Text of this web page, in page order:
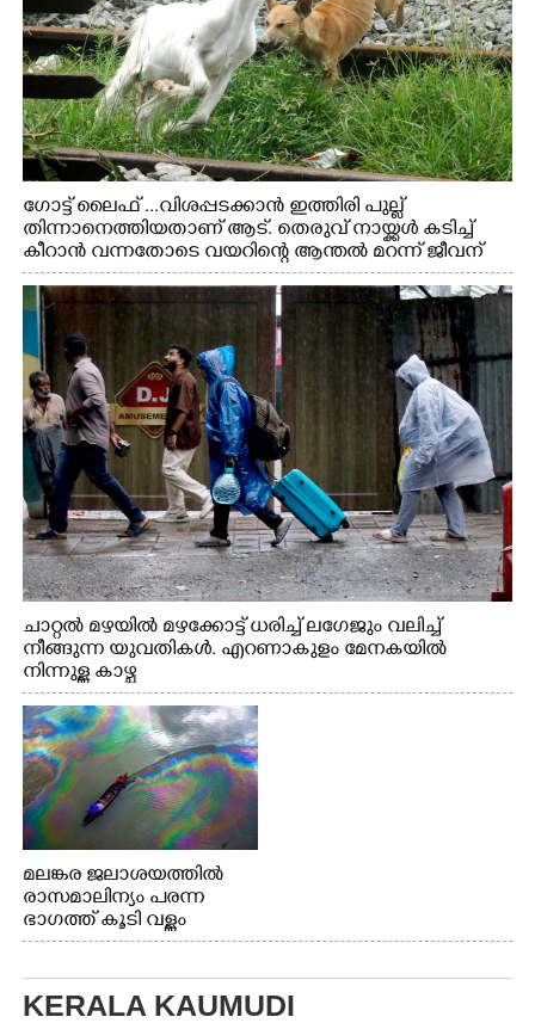
ഗോട്ട് ലൈഫ് ...വിശപ്പടക്കാൻ ഇത്തിരി പുല്ല്
തിന്നാനെത്തിയതാണ് ആട്. തെരുവ് നായ്ക്കൾ കടിച്ച്
കീറാൻ വന്നതോടെ വയറിന്റെ ആന്തൽ മറന്ന് ജീവന്
വേണ്ടിയായി ഓട്ടം. എറണാകുളം വാത്തുരുത്തിയിൽ
നിന്നുള്ള കാഴ്ച
ചാറ്റൽ മഴയിൽ മഴക്കോട്ട് ധരിച്ച് ലഗേജും വലിച്ച്
നീങ്ങുന്ന യുവതികൾ. എറണാകുളം മേനകയിൽ
നിന്നുള്ള കാഴ്ച
മലങ്കര ജലാശയത്തിൽ
രാസമാലിന്യം പരന്ന
ഭാഗത്ത് കൂടി വള്ളം
തുഴഞ്ഞു പോകുന്ന
KERALA KAUMUDI